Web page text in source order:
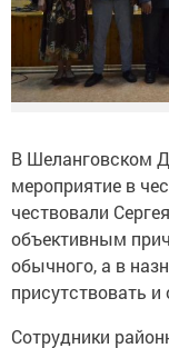
В Шеланговском
мероприятие в
чествовали
объективным
обычного, а в
присутствовать
Сотрудники